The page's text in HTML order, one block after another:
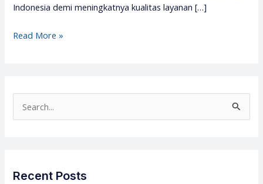
Indonesia demi meningkatnya kualitas layanan […]
Pelatihan
Diklat
Read More »
e
c
Recent Posts